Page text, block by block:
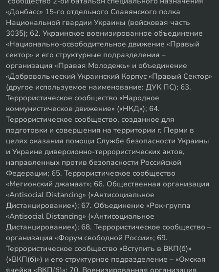
«Донбасс» 15-го отдельного Славянского полка
Национальной гвардии Украины (войсковая часть
3035); 62. Украинское военизированное объединение
«Национально-освободительное движение «Правый
сектор» и его структурные подразделения –
организация «Правая Молодежь» и объединение
«Добровольческий Украинский Корпус «Правый Сектор»
(другое используемое наименование: ДУК ПС); 63.
Террористическое сообщество «Народное
коммунистическое движение» («НКД»); 64.
Террористическое сообщество, созданное для
подготовки и совершения на территории г. Перми в
целях оказания помощи Службе безопасности Украины
и Украине диверсионно-террористических актов,
направленных против безопасности Российской
Федерации; 65. Террористическое сообщество
«Мегионский джамаат»; 66. Общественная организация
«Antisocial Distancing» («Антисоциальное
Дистанцирование»); 67. Объединение «Рок-группа
«Antisocial Distancing» («Антисоциальное
Дистанцирование»); 68. Террористическое сообщество –
организация «Форум свободной России»; 69.
Террористическое сообщество «Вступить в ВКП(б)»
(«ВКП(б)») и его структурное подразделение – «Омская
ячейка «ВКП(б)»; 70. Военизированная организация